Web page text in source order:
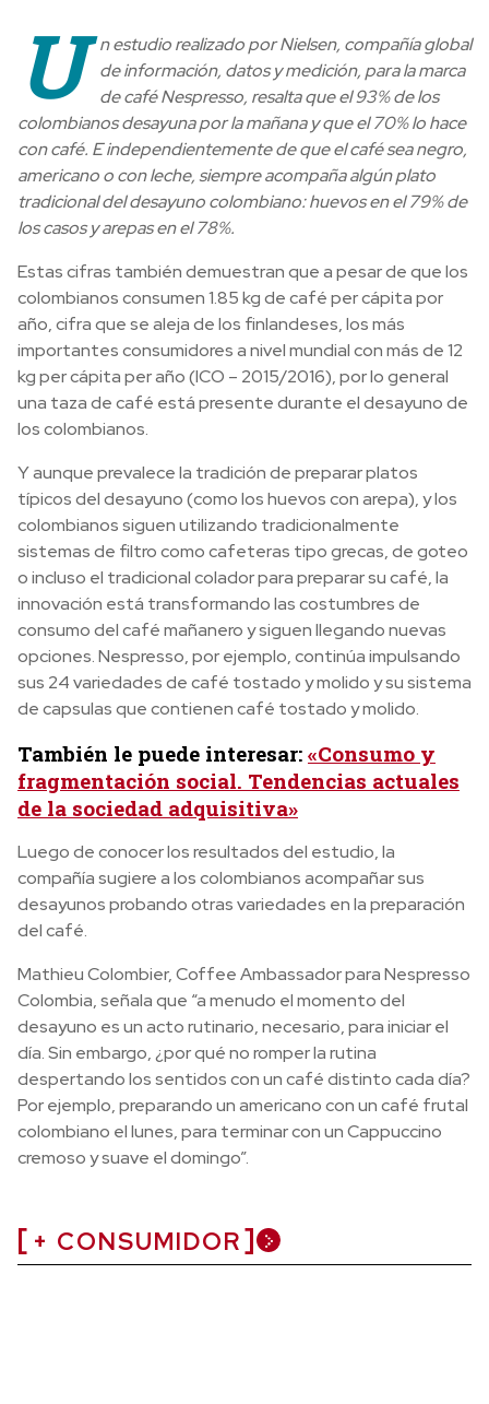
U
n estudio realizado por Nielsen, compañía global
de información, datos y medición, para la marca
de café Nespresso, resalta que el 93% de los
colombianos desayuna por la mañana y que el 70% lo hace
con café. E independientemente de que el café sea negro,
americano o con leche, siempre acompaña algún plato
tradicional del desayuno colombiano: huevos en el 79% de
los casos y arepas en el 78%.
Estas cifras también demuestran que a pesar de que los
colombianos consumen 1.85 kg de café per cápita por
año, cifra que se aleja de los finlandeses, los más
importantes consumidores a nivel mundial con más de 12
kg per cápita per año (ICO – 2015/2016), por lo general
una taza de café está presente durante el desayuno de
los colombianos.
Y aunque prevalece la tradición de preparar platos
típicos del desayuno (como los huevos con arepa), y los
colombianos siguen utilizando tradicionalmente
sistemas de filtro como cafeteras tipo grecas, de goteo
o incluso el tradicional colador para preparar su café, la
innovación está transformando las costumbres de
consumo del café mañanero y siguen llegando nuevas
opciones. Nespresso, por ejemplo, continúa impulsando
sus 24 variedades de café tostado y molido y su sistema
de capsulas que contienen café tostado y molido.
También le puede interesar: «Consumo y
fragmentación social. Tendencias actuales
de la sociedad adquisitiva»
Luego de conocer los resultados del estudio, la
compañía sugiere a los colombianos acompañar sus
desayunos probando otras variedades en la preparación
del café.
Mathieu Colombier, Coffee Ambassador para Nespresso
Colombia, señala que “a menudo el momento del
desayuno es un acto rutinario, necesario, para iniciar el
día. Sin embargo, ¿por qué no romper la rutina
despertando los sentidos con un café distinto cada día?
Por ejemplo, preparando un americano con un café frutal
colombiano el lunes, para terminar con un Cappuccino
cremoso y suave el domingo”.
+ CONSUMIDOR